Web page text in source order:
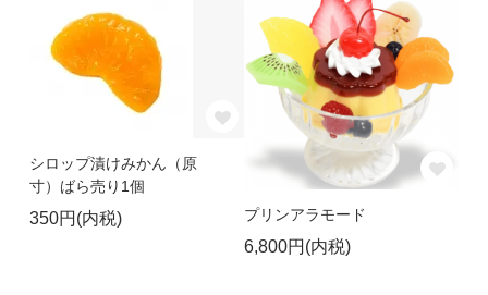
シロップ漬けみかん（原
寸）ばら売り1個
350円(内税) プリンアラモード
6,800円(内税)